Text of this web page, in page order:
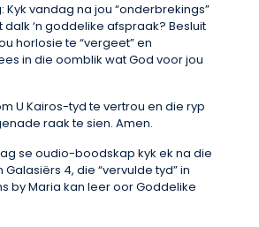
Kyk vandag na jou “onderbrekings”
dalk ‘n goddelike afspraak? Besluit
horlosie te “vergeet” en
in die oomblik wat God voor jou
U Kairos-tyd te vertrou en die ryp
raak te sien. Amen.
se oudio-boodskap kyk ek na die
Galasiërs 4, die “vervulde tyd” in
by Maria kan leer oor Goddelike